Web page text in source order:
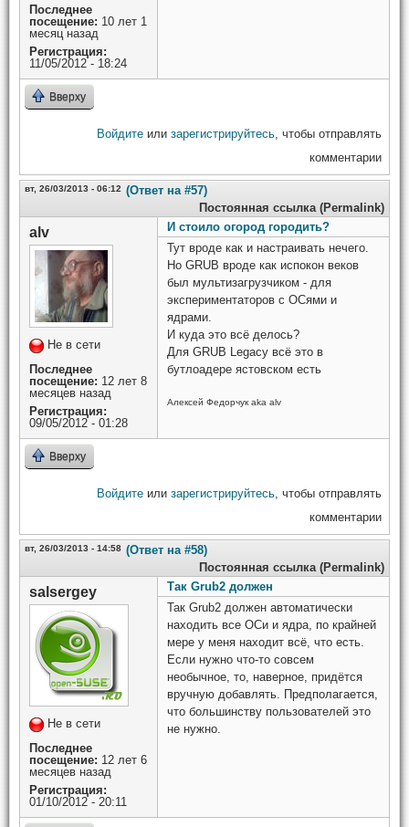
Последнее
посещение: 10 лет 1
месяц назад
Регистрация:
11/05/2012 - 18:24
Вверху
Войдите или зарегистрируйтесь , чтобы отправлять
комментарии
вт, 26/03/2013 - 06:12 (Ответ на #57)
Постоянная ссылка (Permalink)
alv
Не в сети
Последнее
посещение: 12 лет 8
месяцев назад
Регистрация:
09/05/2012 - 01:28
И стоило огород городить?
Тут вроде как и настраивать нечего.
Но GRUB вроде как испокон веков
был мультизагрузчиком - для
экспериментаторов с ОСями и
ядрами.
И куда это всё делось?
Для GRUB Legacy всё это в
бутлоадере ястовском есть
Алексей Федорчук aka alv
Вверху
Войдите или зарегистрируйтесь , чтобы отправлять
комментарии
вт, 26/03/2013 - 14:58 (Ответ на #58)
Постоянная ссылка (Permalink)
salsergey
Не в сети
Последнее
посещение: 12 лет 6
месяцев назад
Регистрация:
01/10/2012 - 20:11
Так Grub2 должен
Так Grub2 должен автоматически
находить все ОСи и ядра, по крайней
мере у меня находит всё, что есть.
Если нужно что-то совсем
необычное, то, наверное, придётся
вручную добавлять. Предполагается,
что большинству пользователей это
не нужно.